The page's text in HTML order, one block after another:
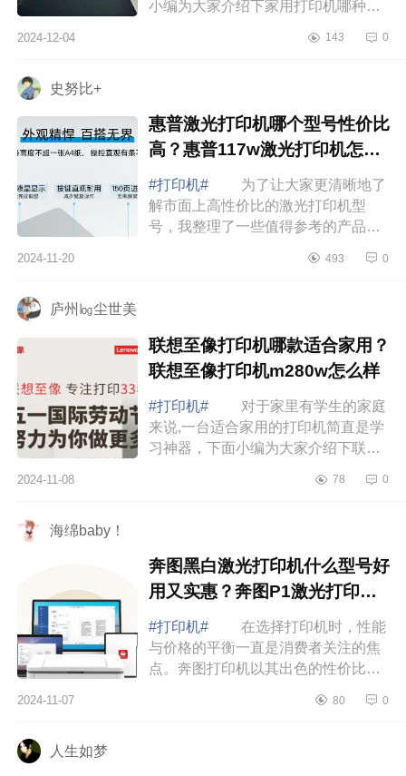
小编为大家介绍下家用打印机哪种好
型号性价比高 家用打印机哪种好
2024-12-04 143 0
史努比+
惠普激光打印机哪个型号性价比
高？惠普117w激光打印机怎么
样
#打印机#
为了让大家更清晰地了
解市面上高性价比的激光打印机型
号，我整理了一些值得参考的产品，
面小编为大家介绍下惠普激光打印机
2024-11-20 493 0
庐州㏒尘世美
联想至像打印机哪款适合家用？
联想至像打印机m280w怎么样
#打印机#
对于家里有学生的家庭
来说,一台适合家用的打印机简直是学
习神器，下面小编为大家介绍下联想
打印机m280w怎么样 联想至像打
2024-11-08 78 0
海绵baby！
奔图黑白激光打印机什么型号好
用又实惠？奔图P1激光打印机
怎么样
#打印机#
在选择打印机时，性能
与价格的平衡一直是消费者关注的焦
点。奔图打印机以其出色的性价比成
的用户来说，如何在众多型号中找到
2024-11-07 80 0
人生如梦